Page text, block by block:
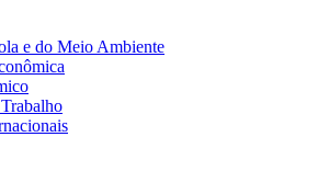
e do Meio Ambiente